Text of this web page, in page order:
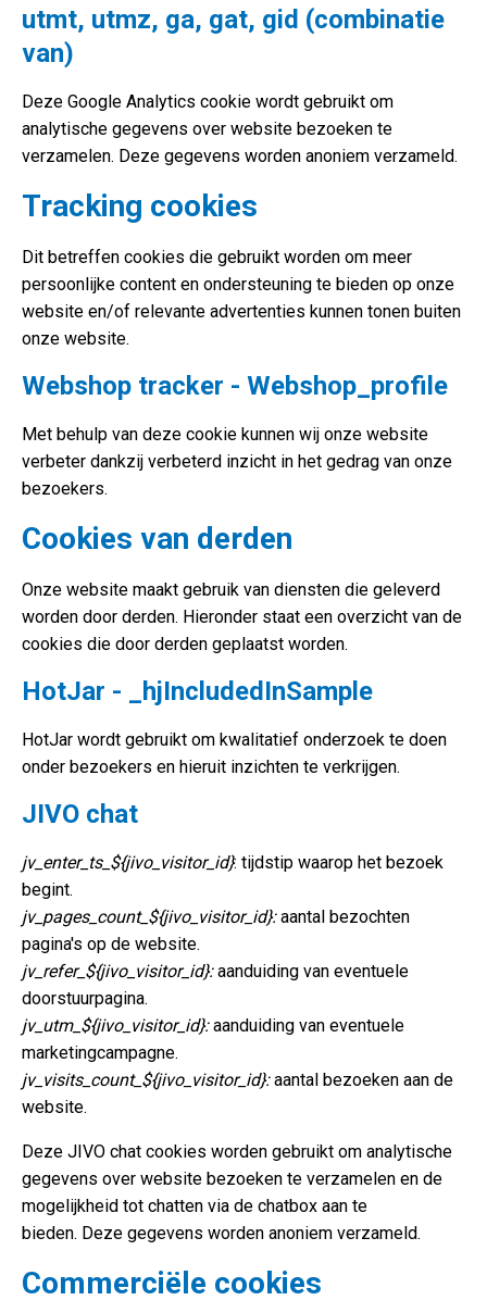
utmt, utmz, ga, gat, gid (combinatie
van)
Deze Google Analytics cookie wordt gebruikt om
analytische gegevens over website bezoeken te
verzamelen. Deze gegevens worden anoniem verzameld.
Tracking cookies
Dit betreffen cookies die gebruikt worden om meer
persoonlijke content en ondersteuning te bieden op onze
website en/of relevante advertenties kunnen tonen buiten
onze website.
Webshop tracker - Webshop_profile
Met behulp van deze cookie kunnen wij onze website
verbeter dankzij verbeterd inzicht in het gedrag van onze
bezoekers.
Cookies van derden
Onze website maakt gebruik van diensten die geleverd
worden door derden. Hieronder staat een overzicht van de
cookies die door derden geplaatst worden.
HotJar - _hjIncludedInSample
HotJar wordt gebruikt om kwalitatief onderzoek te doen
onder bezoekers en hieruit inzichten te verkrijgen.
JIVO chat
jv_enter_ts_${jivo_visitor_id}: tijdstip waarop het bezoek
begint.
jv_pages_count_${jivo_visitor_id}:aantal bezochten
pagina's op de website.
jv_refer_${jivo_visitor_id}:aanduiding van eventuele
doorstuurpagina.
jv_utm_${jivo_visitor_id}:aanduiding van eventuele
marketingcampagne.
jv_visits_count_${jivo_visitor_id}:aantal bezoeken aan de
website.
Deze JIVO chat cookies worden gebruikt om analytische
gegevens over website bezoeken te verzamelen en de
mogelijkheid tot chatten via de chatbox aan te
bieden. Deze gegevens worden anoniem verzameld.
Commerciële cookies